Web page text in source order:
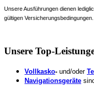
Unsere Ausführungen dienen
gültigen Versicherungsbedingungen.
Unsere Top-
Vollkasko- und/oder
Navigationsgeräte